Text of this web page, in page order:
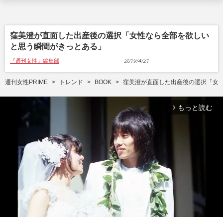
窪美澄が直面した出産後の選択「女性なら全部を欲しい
と思う瞬間がきっとある」
『週刊女性』編集部 2019/4/21
週刊女性PRIME トレンド BOOK 窪美澄が直面した出産後の選択「女
arrow_forward_ios もっと読む